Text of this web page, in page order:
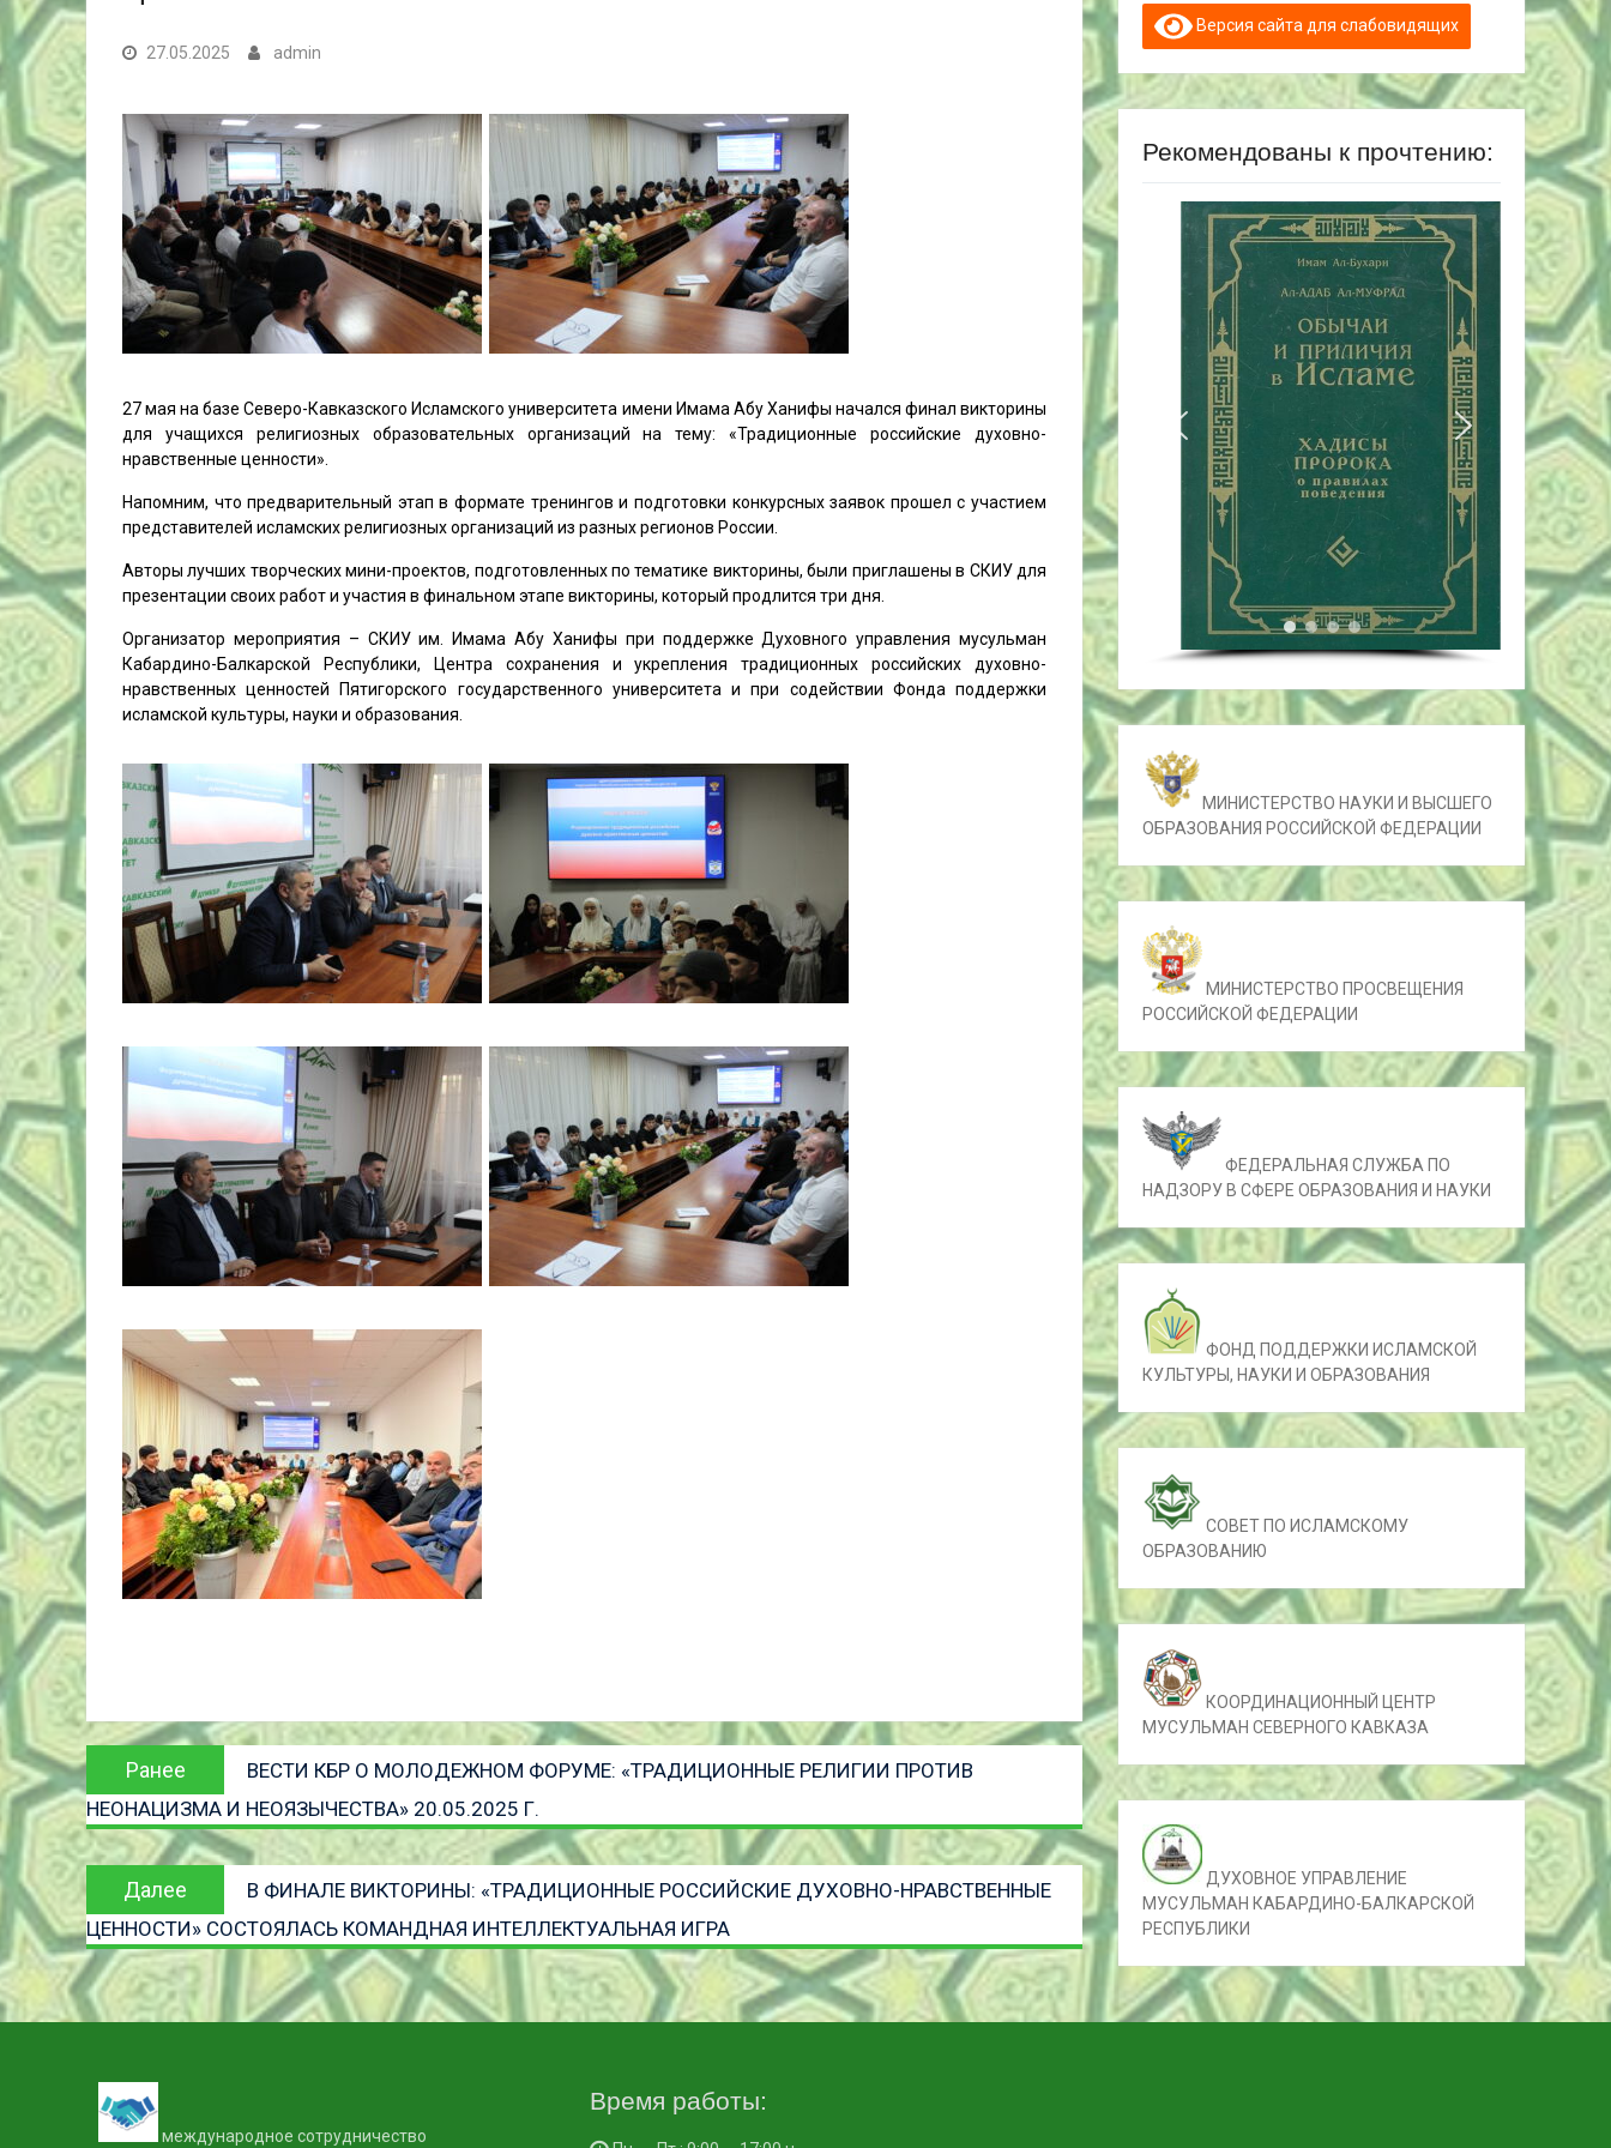
27.05.2025 admin
27 мая на базе Северо-Кавказского Исламского университета имени Имама Абу Ханифы начался финал викторины
для учащихся религиозных образовательных организаций на тему: «Традиционные российские духовно-
нравственные ценности».
Напомним, что предварительный этап в формате тренингов и подготовки конкурсных заявок прошел с участием
представителей исламских религиозных организаций из разных регионов России.
Авторы лучших творческих мини-проектов, подготовленных по тематике викторины, были приглашены в СКИУ для
презентации своих работ и участия в финальном этапе викторины, который продлится три дня.
Организатор мероприятия – СКИУ им. Имама Абу Ханифы при поддержке Духовного управления мусульман
Кабардино-Балкарской Республики, Центра сохранения и укрепления традиционных российских духовно-
нравственных ценностей Пятигорского государственного университета и при содействии Фонда поддержки
исламской культуры, науки и образования.
Навигация
записям
Ранее
Предыдущая
запись:
ВЕСТИ КБР О МОЛОДЕЖНОМ ФОРУМЕ: «ТРАДИЦИОННЫЕ РЕЛИГИИ ПРОТИВ
НЕОНАЦИЗМА И НЕОЯЗЫЧЕСТВА» 20.05.2025 Г.
Далее
Следующая
запись
В ФИНАЛЕ ВИКТОРИНЫ: «ТРАДИЦИОННЫЕ РОССИЙСКИЕ ДУХОВНО-НРАВСТВЕННЫЕ
ЦЕННОСТИ» СОСТОЯЛАСЬ КОМАНДНАЯ ИНТЕЛЛЕКТУАЛЬНАЯ ИГРА
Версия сайта для слабовидящих
Рекомендованы к прочтению:
МИНИСТЕРСТВО НАУКИ И ВЫСШЕГО
ОБРАЗОВАНИЯ РОССИЙСКОЙ ФЕДЕРАЦИИ
МИНИСТЕРСТВО ПРОСВЕЩЕНИЯ
РОССИЙСКОЙ ФЕДЕРАЦИИ
ФЕДЕРАЛЬНАЯ СЛУЖБА ПО
НАДЗОРУ В СФЕРЕ ОБРАЗОВАНИЯ И НАУКИ
ФОНД ПОДДЕРЖКИ ИСЛАМСКОЙ
КУЛЬТУРЫ, НАУКИ И ОБРАЗОВАНИЯ
СОВЕТ ПО ИСЛАМСКОМУ
ОБРАЗОВАНИЮ
КООРДИНАЦИОННЫЙ ЦЕНТР
МУСУЛЬМАН СЕВЕРНОГО КАВКАЗА
ДУХОВНОЕ УПРАВЛЕНИЕ
МУСУЛЬМАН КАБАРДИНО-БАЛКАРСКОЙ
РЕСПУБЛИКИ
международное сотрудничество
Время работы: